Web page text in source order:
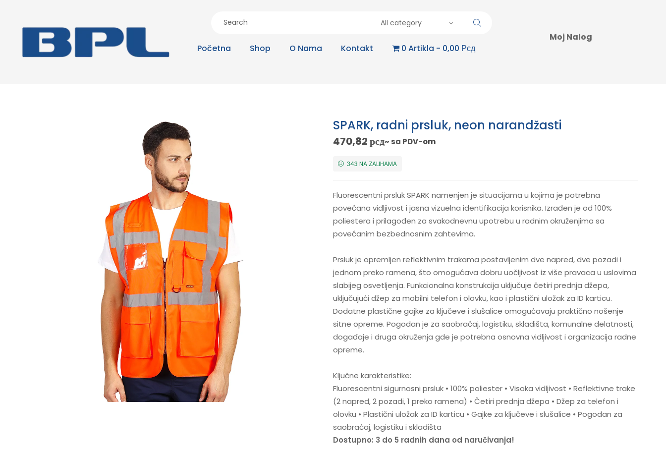
All category
Početna Shop O Nama Kontakt 0 Artikla 0,00 Рсд
Moj Nalog
SPARK, radni prsluk, neon narandžasti
470,82рсд~ sa PDV-om
343 NA ZALIHAMA
Fluorescentni prsluk SPARK namenjen je situacijama u kojima je potrebna
povećana vidljivost i jasna vizuelna identifikacija korisnika. Izrađen je od 100%
poliestera i prilagođen za svakodnevnu upotrebu u radnim okruženjima sa
povećanim bezbednosnim zahtevima.
Prsluk je opremljen reflektivnim trakama postavljenim dve napred, dve pozadi i
jednom preko ramena, što omogućava dobru uočljivost iz više pravaca u uslovima
slabijeg osvetljenja. Funkcionalna konstrukcija uključuje četiri prednja džepa,
uključujući džep za mobilni telefon i olovku, kao i plastični uložak za ID karticu.
Dodatne plastične gajke za ključeve i slušalice omogućavaju praktično nošenje
sitne opreme. Pogodan je za saobraćaj, logistiku, skladišta, komunalne delatnosti,
događaje i druga okruženja gde je potrebna osnovna vidljivost i organizacija radne
opreme.
Ključne karakteristike:
Fluorescentni sigurnosni prsluk • 100% poliester • Visoka vidljivost • Reflektivne trake
(2 napred, 2 pozadi, 1 preko ramena) • Četiri prednja džepa • Džep za telefon i
olovku • Plastični uložak za ID karticu • Gajke za ključeve i slušalice • Pogodan za
saobraćaj, logistiku i skladišta
Dostupno: 3 do 5 radnih dana od naručivanja!